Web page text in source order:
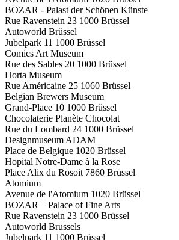
BOZAR - Palast der Schönen Künste
Rue Ravenstein 23 1000 Brüssel
Autoworld Brüssel
Jubelpark 11 1000 Brüssel
Comics Art Museum
Rue des Sables 20 1000 Brüssel
Horta Museum
Rue Américaine 25 1060 Brüssel
Belgian Brewers Museum
Grand-Place 10 1000 Brüssel
Chocolaterie Planète Chocolat
Rue du Lombard 24 1000 Brüssel
Designmuseum ADAM
Place de Belgique 1020 Brüssel
Hopital Notre-Dame à la Rose
Place Alix du Rosoit 7860 Brüssel
Atomium
Avenue de l'Atomium 1020 Brüssel
BOZAR – Palace of Fine Arts
Rue Ravenstein 23 1000 Brüssel
Autoworld Brussels
Jubelpark 11 1000 Brüssel